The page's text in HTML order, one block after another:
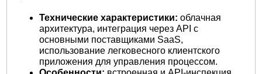
Технические характеристики: облачная
архитектура, интеграция через API с
основными поставщиками SaaS,
использование легковесного клиентского
приложения для управления процессом.